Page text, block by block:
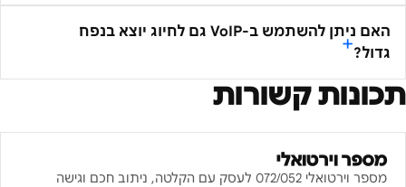
האם ניתן להשתמש ב-VoIP גם לחיוג יוצא בנפח
גדול?
תכונות קשורות
מספר וירטואלי
מספר וירטואלי 072/052 לעסק עם הקלטה, ניתוב חכם וגישה